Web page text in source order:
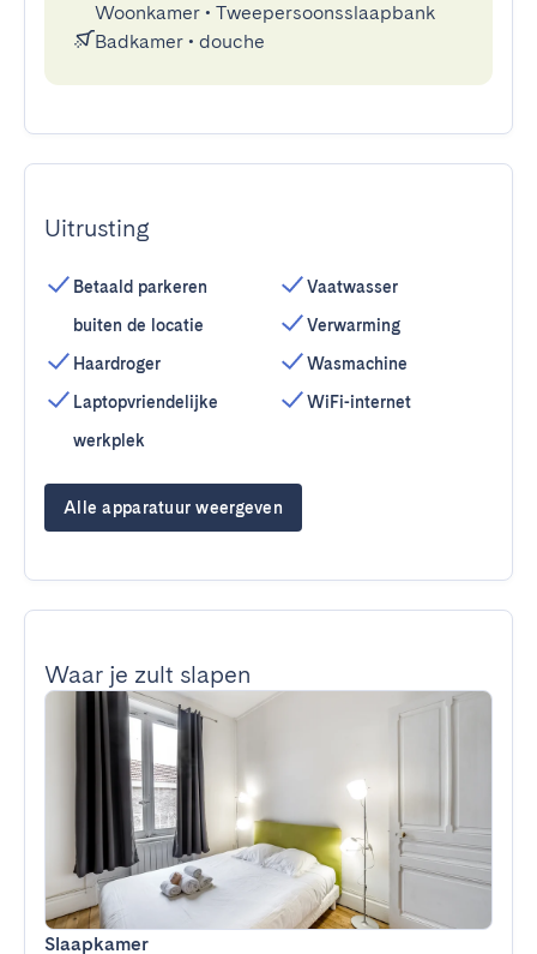
Woonkamer • Tweepersoonsslaapbank
Badkamer • douche
Uitrusting
Betaald parkeren
buiten de locatie
Haardroger
Laptopvriendelijke
werkplek
Vaatwasser
Verwarming
Wasmachine
WiFi-internet
Alle apparatuur weergeven
Waar je zult slapen
Slaapkamer